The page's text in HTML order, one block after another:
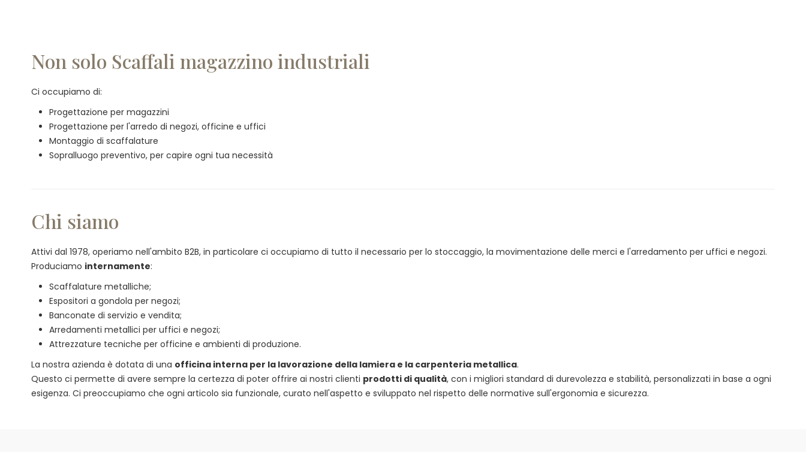
Non solo Scaffali magazzino industriali
Ci occupiamo di:
Progettazione per magazzini
Progettazione per l'arredo di negozi, officine e uffici
Montaggio di scaffalature
Sopralluogo preventivo, per capire ogni tua necessità
Chi siamo
Attivi dal 1978, operiamo nell'ambito B2B, in particolare ci occupiamo di tutto il necessario per lo stoccaggio, la movimentazione delle merci e l'arredamento per uffici e negozi.
Produciamo internamente:
Scaffalature metalliche;
Espositori a gondola per negozi;
Banconate di servizio e vendita;
Arredamenti metallici per uffici e negozi;
Attrezzature tecniche per officine e ambienti di produzione.
La nostra azienda è dotata di una officina interna per la lavorazione della lamiera e la carpenteria metallica.
Questo ci permette di avere sempre la certezza di poter offrire ai nostri clienti prodotti di qualità, con i migliori standard di durevolezza e stabilità, personalizzati in base a ogni
esigenza. Ci preoccupiamo che ogni articolo sia funzionale, curato nell'aspetto e sviluppato nel rispetto delle normative sull'ergonomia e sicurezza.